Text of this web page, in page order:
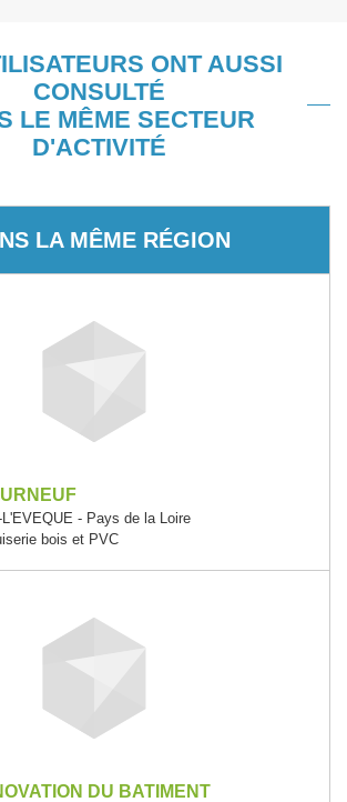
ONT AUSSI
CONSULTÉ
LE MÊME SECTEUR
D'ACTIVITÉ
LA MÊME RÉGION
- Pays de la Loire
bois et PVC
DU BATIMENT